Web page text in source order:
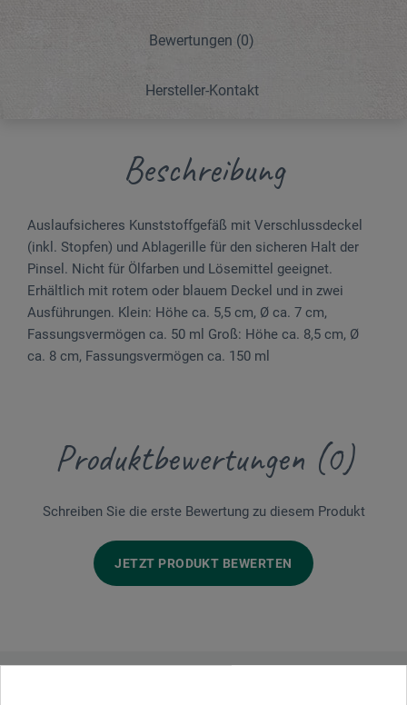
Bewertungen (0)
Hersteller-Kontakt
Beschreibung
Auslaufsicheres Kunststoffgefäß mit Verschlussdeckel
(inkl. Stopfen) und Ablagerille für den sicheren Halt der
Pinsel. Nicht für Ölfarben und Lösemittel geeignet.
Erhältlich mit rotem oder blauem Deckel und in zwei
Ausführungen. Klein: Höhe ca. 5,5 cm, Ø ca. 7 cm,
Fassungsvermögen ca. 50 ml Groß: Höhe ca. 8,5 cm, Ø
ca. 8 cm, Fassungsvermögen ca. 150 ml
Produktbewertungen (0)
Schreiben Sie die erste Bewertung zu diesem Produkt
JETZT PRODUKT BEWERTEN